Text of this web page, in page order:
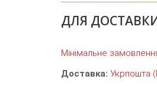
ДЛЯ
Мінімальне
Доставка: Укрпошта